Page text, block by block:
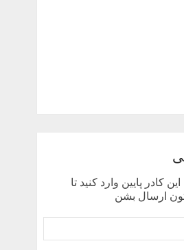
کادر پایین وارد کنید تا
ارسال بشن